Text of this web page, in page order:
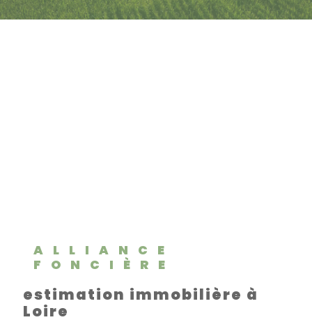
ALLIANCE
FONCIÈRE
estimation immobilière à
Loire